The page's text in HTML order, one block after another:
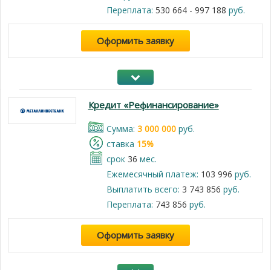
Переплата: 530 664 - 997 188 руб.
Оформить заявку
Кредит «Рефинансирование»
Cумма: 3 000 000руб.
cтавка 15%
срок 36 мес.
Ежемесячный платеж: 103 996 руб.
Выплатить всего: 3 743 856 руб.
Переплата: 743 856 руб.
Оформить заявку